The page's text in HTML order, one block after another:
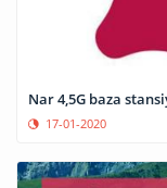
Nar 4,5G baza
17-01-2020